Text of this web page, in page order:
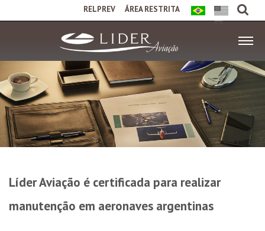
RELPREV ÁREA RESTRITA
Líder Aviação é certificada para realizar
manutenção em aeronaves argentinas